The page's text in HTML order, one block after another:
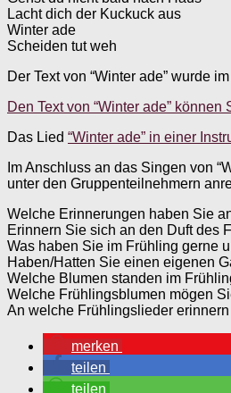
Lacht dich der Kuckuck aus
Winter ade
Scheiden tut weh
Der Text von “Winter ade” wurde
Den Text von “Winter ade”
Das Lied “Winter ade” in einer
Im Anschluss an das Singen von
unter den Gruppenteilnehmern
Welche Erinnerungen haben Sie
Erinnern Sie sich an den Duft des
Was haben Sie im Frühling gerne
Haben/Hatten Sie einen eigenen
Welche Blumen standen im
Welche Frühlingsblumen mögen
An welche Frühlingslieder
merken
teilen
teilen